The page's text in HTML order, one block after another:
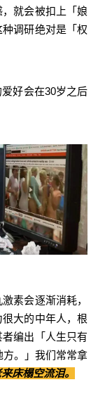
就会被扣上「娘
调研绝对是「权
好会在30岁之后
素会逐渐消耗，
大的中年人，根
编出「人生只有
方。」我们常常拿
床榻空流泪。